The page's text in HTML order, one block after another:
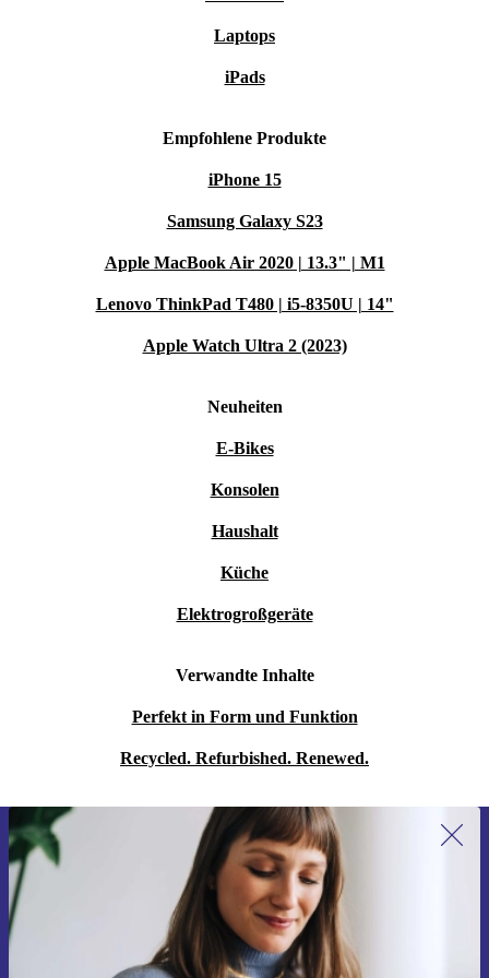
Laptops
iPads
Empfohlene Produkte
iPhone 15
Samsung Galaxy S23
Apple MacBook Air 2020 | 13.3" | M1
Lenovo ThinkPad T480 | i5-8350U | 14"
Apple Watch Ultra 2 (2023)
Neuheiten
E-Bikes
Konsolen
Haushalt
Küche
Elektrogroßgeräte
Verwandte Inhalte
Perfekt in Form und Funktion
Recycled. Refurbished. Renewed.
Erstmals zum Newsletter anmelden,
15 € sparen!
Verpasse kein Angebot mehr.